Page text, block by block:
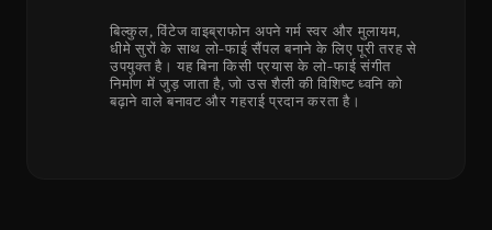
बिल्कुल, विंटेज वाइब्राफोन अपने गर्म स्वर और मुलायम,
धीमे सुरों के साथ लो-फाई सैंपल बनाने के लिए पूरी तरह से
उपयुक्त है। यह बिना किसी प्रयास के लो-फाई संगीत
निर्माण में जुड़ जाता है, जो उस शैली की विशिष्ट ध्वनि को
बढ़ाने वाले बनावट और गहराई प्रदान करता है।